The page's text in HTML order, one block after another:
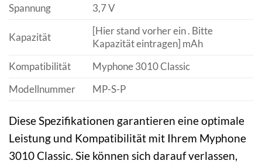
Spannung
3,7 V
Kapazität
[Hier stand vorher ein . Bitte
Kapazität eintragen] mAh
Kompatibilität
Myphone 3010 Classic
Modellnummer
MP-S-P
Diese Spezifikationen garantieren eine optimale
Leistung und Kompatibilität mit Ihrem Myphone
3010 Classic. Sie können sich darauf verlassen,